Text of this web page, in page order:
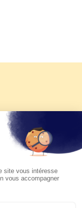
2026 de KTO
pape Léon
sur KTO le